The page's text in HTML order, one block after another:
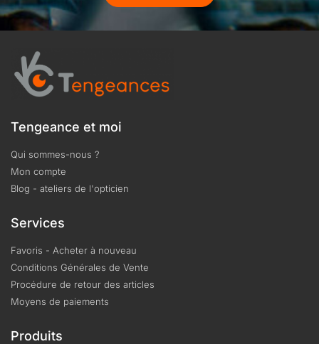
Tengeance et moi
Qui sommes-nous ?
Mon compte
Blog - ateliers de l'opticien
Services
Favoris - Acheter à nouveau
Conditions Générales de Vente
Procédure de retour des articles
Moyens de paiements
Produits